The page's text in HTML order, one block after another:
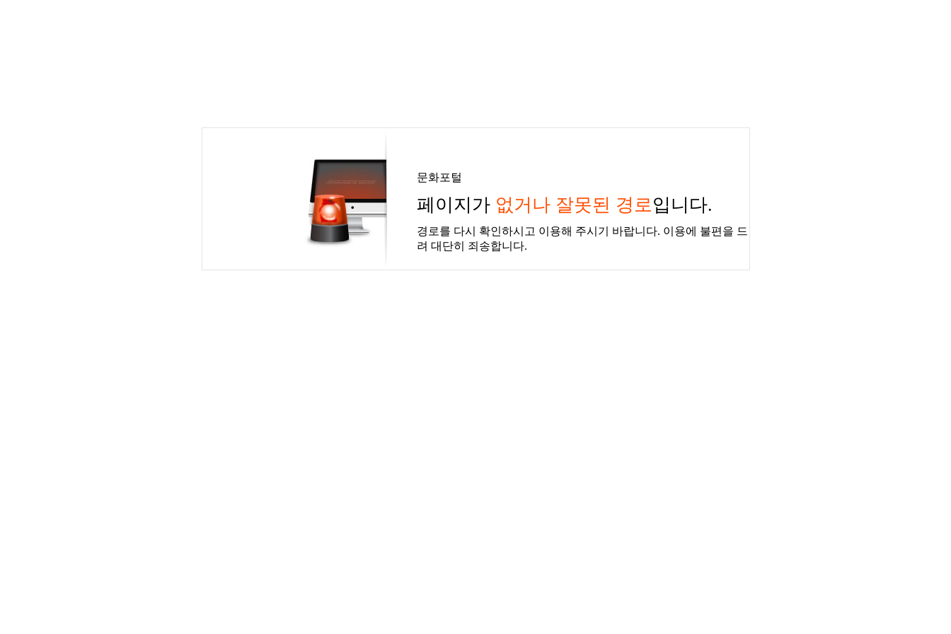
문화포털
페이지가 없거나 잘못된 경로입니다.
경로를 다시 확인하시고 이용해 주시기 바랍니다. 이용에 불편을 드
려 대단히 죄송합니다.